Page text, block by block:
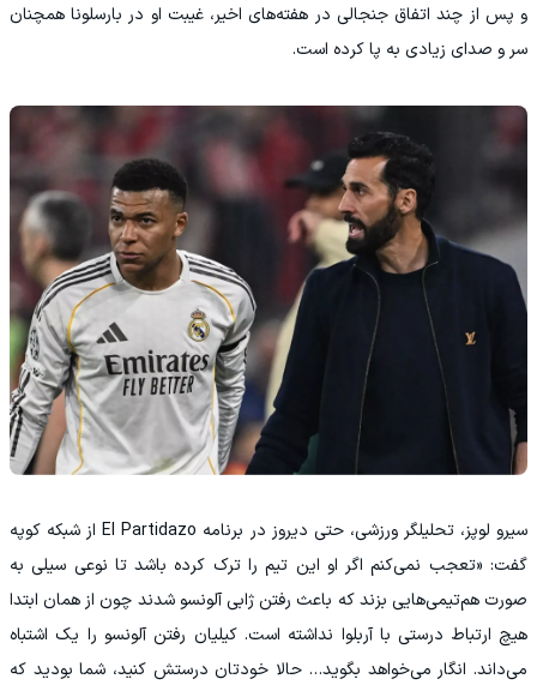
و پس از چند اتفاق جنجالی در هفته‌های اخیر، غیبت او در بارسلونا همچنان
سر و صدای زیادی به پا کرده است.
سیرو لوپز، تحلیلگر ورزشی، حتی دیروز در برنامه El Partidazo از شبکه کوپه
گفت: «تعجب نمی‌کنم اگر او این تیم را ترک کرده باشد تا نوعی سیلی به
صورت هم‌تیمی‌هایی بزند که باعث رفتن ژابی آلونسو شدند چون از همان ابتدا
هیچ ارتباط درستی با آربلوا نداشته است. کیلیان رفتن آلونسو را یک اشتباه
می‌داند. انگار می‌خواهد بگوید… حالا خودتان درستش کنید، شما بودید که